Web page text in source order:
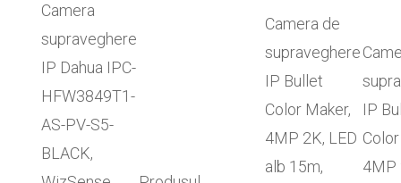
Camera
supraveghere
IP Dahua IPC-
HFW3849T1-
AS-PV-S5-
BLACK,
Camera de
supraveghere
IP Bullet
Color Maker,
4MP 2K, LED
alb 15m,
IP
4MP